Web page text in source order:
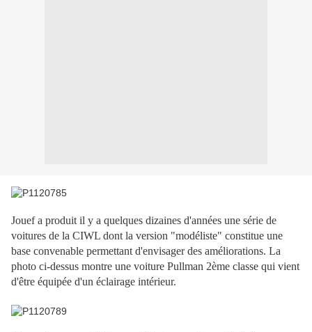
Jouef a produit il y a quelques dizaines d'années une série de
voitures de la CIWL dont la version "modéliste" constitue une
base convenable permettant d'envisager des améliorations. La
photo ci-dessus montre une voiture Pullman 2ème classe qui vient
d'être équipée d'un éclairage intérieur.